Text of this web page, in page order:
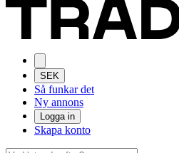
SEK
Så funkar det
Ny annons
Logga in
Skapa konto